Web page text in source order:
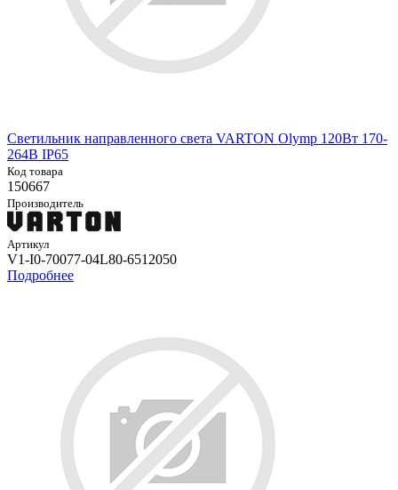
Светильник направленного света VARTON Olymp 120Вт 170-
264В IP65
Код товара
150667
Производитель
Артикул
V1-I0-70077-04L80-6512050
Подробнее